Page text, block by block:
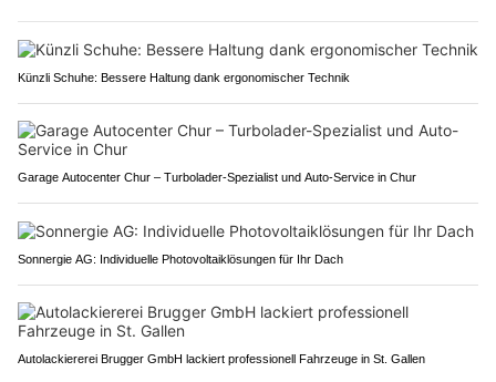
Künzli Schuhe: Bessere Haltung dank ergonomischer Technik
Garage Autocenter Chur – Turbolader-Spezialist und Auto-Service in Chur
Sonnergie AG: Individuelle Photovoltaiklösungen für Ihr Dach
Autolackiererei Brugger GmbH lackiert professionell Fahrzeuge in St. Gallen